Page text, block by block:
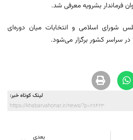
فرماندار بشرویه معرفی شد.
شورای اسلامی و انتخابات میان دوره‌ای
لینک کوتاه خبر:
https://khabarvahonar.ir/news/?p=28423
بعدی